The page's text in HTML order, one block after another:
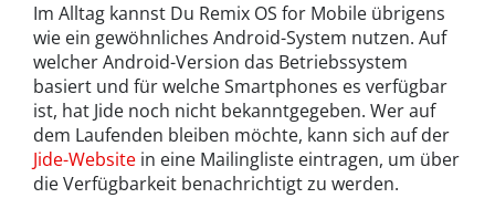
Im Alltag kannst Du Remix OS for Mobile übrigens
wie ein gewöhnliches Android-System nutzen. Auf
welcher Android-Version das Betriebssystem
basiert und für welche Smartphones es verfügbar
ist, hat Jide noch nicht bekanntgegeben. Wer auf
dem Laufenden bleiben möchte, kann sich auf der
Jide-Website in eine Mailingliste eintragen, um über
die Verfügbarkeit benachrichtigt zu werden.